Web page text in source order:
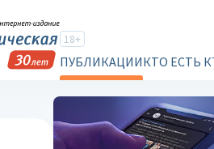
18+
ПУБЛИКАЦИИКТО ЕСТЬ